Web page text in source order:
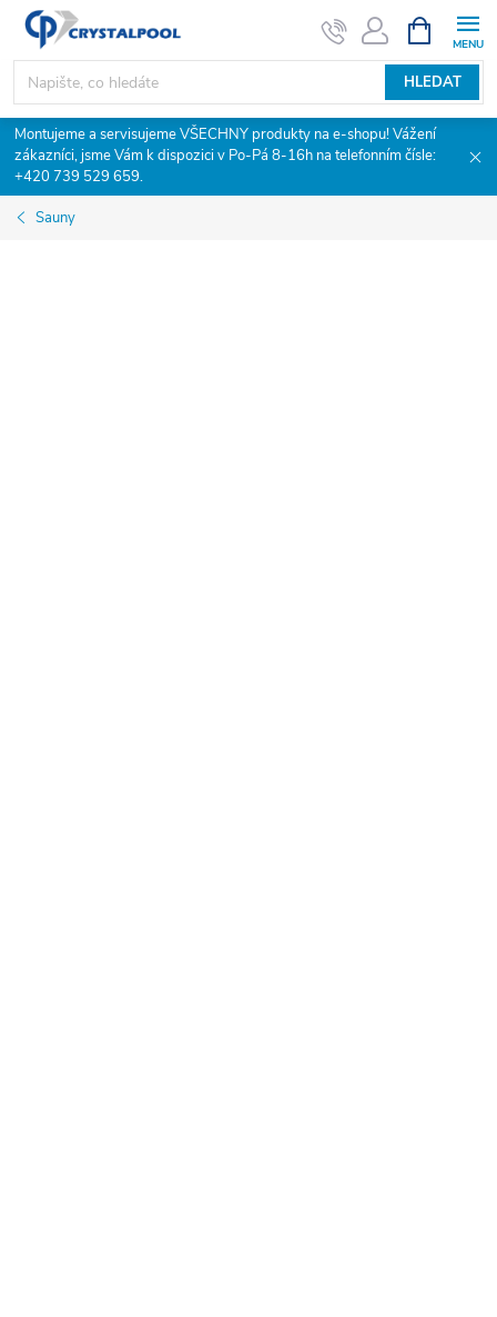
Přejít
obsah
HLEDAT
NÁKUPNÍ
KOŠÍK
Montujeme a servisujeme VŠECHNY produkty na e-shopu! Vážení
zákazníci, jsme Vám k dispozici v Po-Pá 8-16h na telefonním čísle:
+420 739 529 659.
Sauny